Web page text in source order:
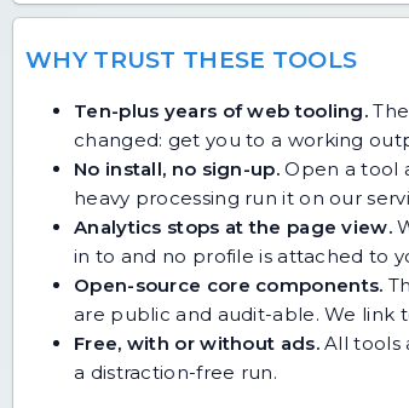
WHY TRUST THESE TOOLS
Ten-plus years of web tooling.
changed: get you to a working
No install, no sign-up.Open a tool
heavy processing run it on our
Analytics stops at the page view.
in to and no profile is attached to
Open-source core components.
are public and audit-able. We link
Free, with or without ads.All tools
a distraction-free run.